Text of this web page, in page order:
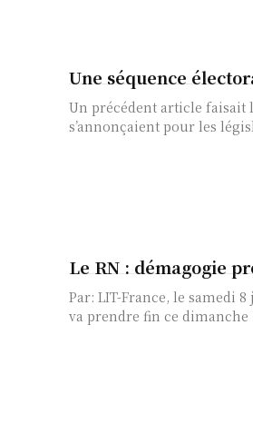
Une séquence
Un précédent article faisait
s’annonçaient pour les
Le RN : démagogie
Par: LIT-France, le samedi 8 juillet 2024 La séquence électorale express
va prendre fin ce dimanche